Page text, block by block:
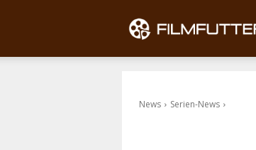
News Serien-News